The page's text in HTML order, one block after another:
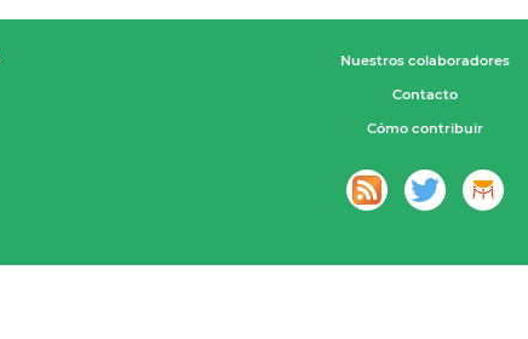
Nuestros colaboradores
Contacto
Cómo contribuir